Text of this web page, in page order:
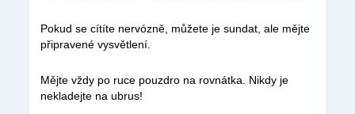
Pokud se cítíte nervózně, můžete je sundat, ale mějte
připravené vysvětlení.
Mějte vždy po ruce pouzdro na rovnátka. Nikdy je
nekladejte na ubrus!